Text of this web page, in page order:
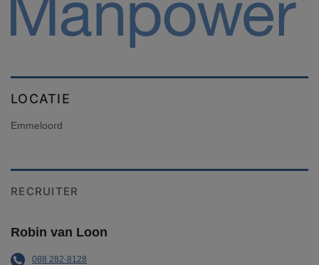
LOCATIE
Emmeloord
RECRUITER
Robin van Loon
088 282-8128